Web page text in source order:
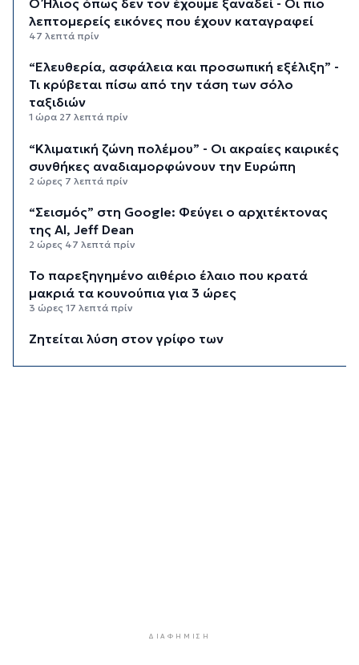
Ο Ήλιος όπως δεν τον έχουμε ξαναδεί - Οι πιο
λεπτομερείς εικόνες που έχουν καταγραφεί
47 λεπτά πρίν
“Ελευθερία, ασφάλεια και προσωπική εξέλιξη” -
Τι κρύβεται πίσω από την τάση των σόλο
ταξιδιών
1 ώρα 27 λεπτά πρίν
“Κλιματική ζώνη πολέμου” - Οι ακραίες καιρικές
συνθήκες αναδιαμορφώνουν την Ευρώπη
2 ώρες 7 λεπτά πρίν
“Σεισμός” στη Google: Φεύγει ο αρχιτέκτονας
της AI, Jeff Dean
2 ώρες 47 λεπτά πρίν
Το παρεξηγημένο αιθέριο έλαιο που κρατά
μακριά τα κουνούπια για 3 ώρες
3 ώρες 17 λεπτά πρίν
Ζητείται λύση στον γρίφο των
ΔΙΑΦΉΜΙΣΗ